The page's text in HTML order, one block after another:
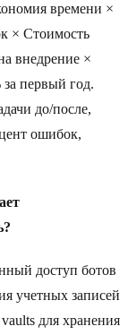
времени ×
× Стоимость
внедрение ×
первый год.
до/после,
ошибок,
доступ ботов
учетных записей
для хранения